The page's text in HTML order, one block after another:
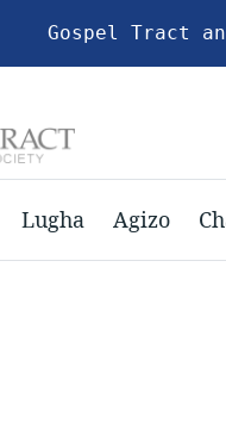
Gospel Tract
Lugha Agizo